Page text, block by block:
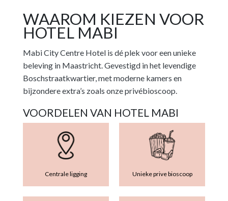
WAAROM KIEZEN VOOR
HOTEL MABI
Mabi City Centre Hotel is dé plek voor een unieke
beleving in Maastricht. Gevestigd in het levendige
Boschstraatkwartier, met moderne kamers en
bijzondere extra’s zoals onze privébioscoop.
VOORDELEN VAN HOTEL MABI
Centrale ligging Unieke prive bioscoop